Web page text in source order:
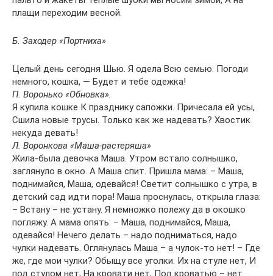
плащи переходим весной.
Б. Заходер «Портниха»
Целый день сегодня Шью. Я одела Всю семью. Погоди
немного, кошка, — Будет и тебе одежка!
П. Воронько «Обновка».
Я купила кошке К празднику сапожки. Причесала ей усы,
Сшила новые трусы. Только как же надевать? Хвостик
некуда девать!
Л. Воронкова «Маша-растеряша»
Жила-была девочка Маша. Утром встало солнышко,
заглянуло в окно. А Маша спит. Пришла мама: – Маша,
поднимайся, Маша, одевайся! Светит солнышко с утра, в
детский сад идти пора! Маша проснулась, открыла глаза:
– Встану – не устану. Я немножко полежу да в окошко
погляжу. А мама опять: – Маша, поднимайся, Маша,
одевайся! Нечего делать – надо подниматься, надо
чулки надевать. Оглянулась Маша – а чулок-то нет! – Где
же, где мои чулки? Обыщу все уголки. Их на стуле нет, И
под стулом нет, На кровати нет, Под кроватью – нет…